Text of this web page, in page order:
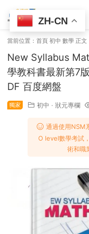
當前位置： 首頁 初中 數學 正文
New Syllabus
學教科書最新第7
DF 百度網盤
獨家 初中 · 狀元專欄
通過使用NSM
O level數學考試
術和職
ZH-CN